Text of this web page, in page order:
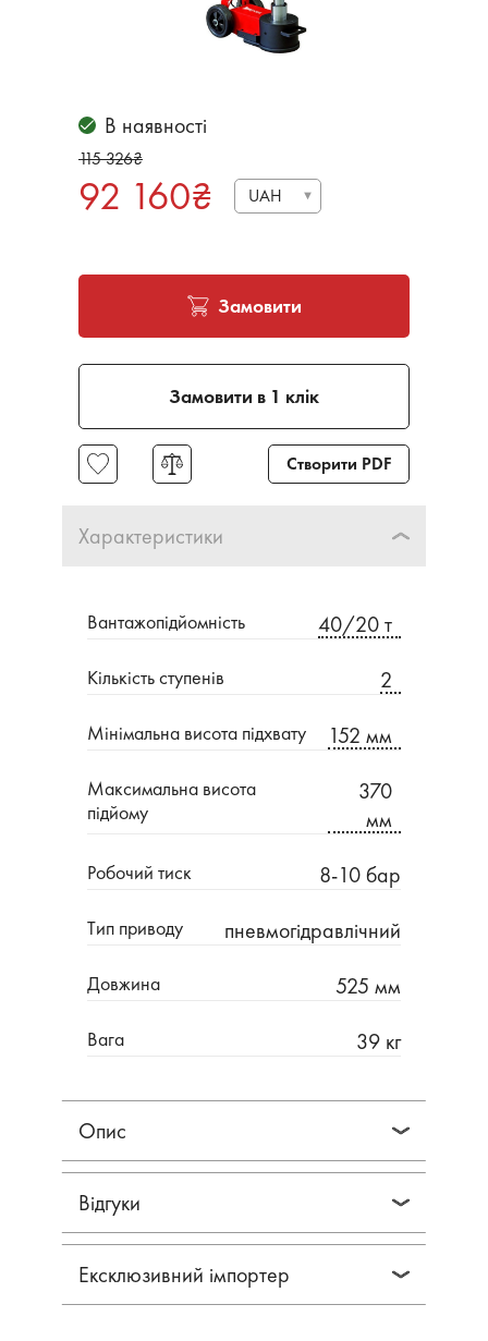
В наявності
115 326₴
92 160₴ UAH
Замовити
Замовити в 1 клік
Створити PDF
Характеристики
Вантажопідйомність 40/20 т
Кількість ступенів 2
Мінімальна висота підхвату 152 мм
Максимальна висота
підйому
370
мм
Робочий тиск 8-10 бар
Tип пpивoду пнeвмoгідpaвлічний
Довжина 525 мм
Вага 39 кг
Опис
Відгуки
Ексклюзивний імпортер